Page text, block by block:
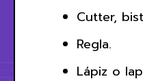
Cutter,
Regla.
Lápiz o